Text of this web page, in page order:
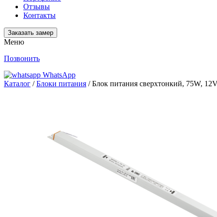
Отзывы
Контакты
Заказать замер
Меню
Позвонить
WhatsApp
Каталог /Блоки питания / Блок питания сверxтонкий, 75W,